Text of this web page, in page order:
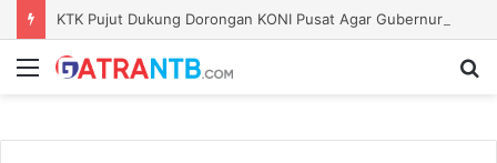
Menu